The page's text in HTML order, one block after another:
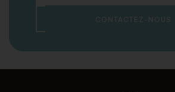
CONTACTEZ-NOUS